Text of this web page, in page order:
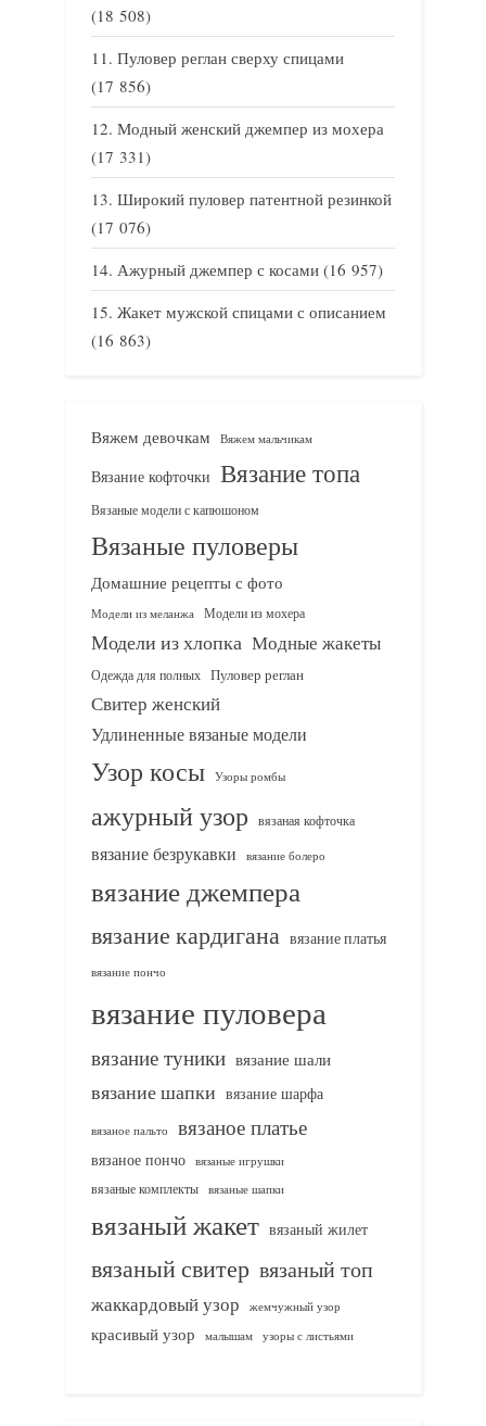
(18 508)
Пуловер реглан сверху спицами
(17 856)
Модный женский джемпер из мохера
(17 331)
Широкий пуловер патентной резинкой
(17 076)
Ажурный джемпер с косами (16 957)
Жакет мужской спицами с описанием
(16 863)
Вяжем девочкам Вяжем мальчикам
Вязание кофточки Вязание топа
Вязаные модели с капюшоном
Вязаные пуловеры
Домашние рецепты с фото
Модели из меланжа Модели из мохера
Модели из хлопка Модные жакеты
Одежда для полных Пуловер реглан
Свитер женский
Удлиненные вязаные модели
Узор косы Узоры ромбы
ажурный узор вязаная кофточка
вязание безрукавки вязание болеро
вязание джемпера
вязание кардигана вязание платья
вязание пончо
вязание пуловера
вязание туники вязание шали
вязание шапки вязание шарфа
вязаное пальто вязаное платье
вязаное пончо вязаные игрушки
вязаные комплекты
вязаные шапки
вязаный жакет вязаный жилет
вязаный свитер вязаный топ
жаккардовый узор жемчужный узор
красивый узор малышам узоры с листьями